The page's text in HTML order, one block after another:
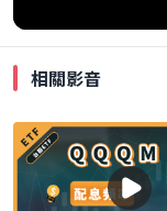
相關影音